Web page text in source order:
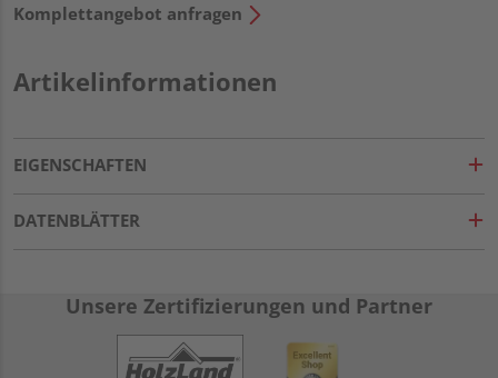
Komplettangebot anfragen
Artikelinformationen
EIGENSCHAFTEN
DATENBLÄTTER
Unsere Zertifizierungen und Partner